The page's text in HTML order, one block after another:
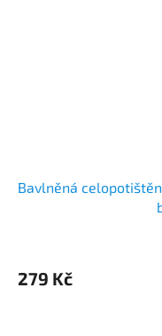
Bavlněná
279 Kč